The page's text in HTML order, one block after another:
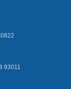
93011